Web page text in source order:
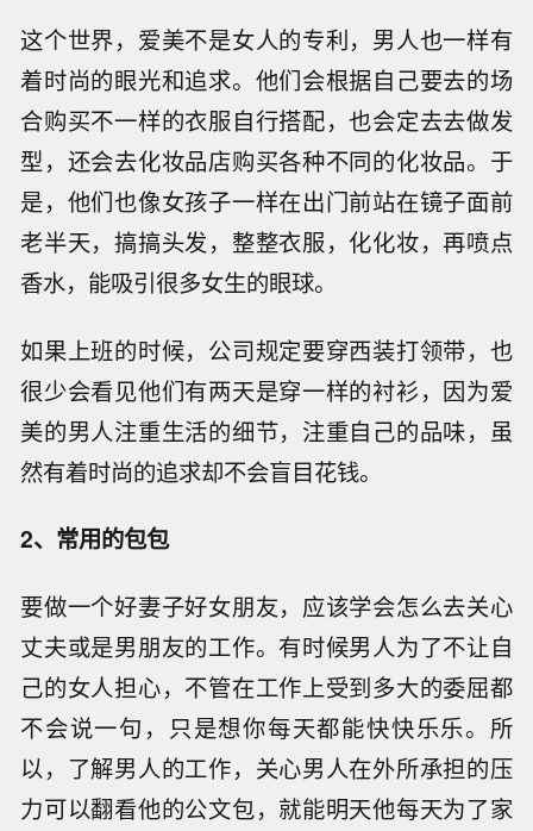
这个世界，爱美不是女人的专利，男人也一样有
着时尚的眼光和追求。他们会根据自己要去的场
合购买不一样的衣服自行搭配，也会定去去做发
型，还会去化妆品店购买各种不同的化妆品。于
是，他们也像女孩子一样在出门前站在镜子面前
老半天，搞搞头发，整整衣服，化化妆，再喷点
香水，能吸引很多女生的眼球。
如果上班的时候，公司规定要穿西装打领带，也
很少会看见他们有两天是穿一样的衬衫，因为爱
美的男人注重生活的细节，注重自己的品味，虽
然有着时尚的追求却不会盲目花钱。
2、常用的包包
要做一个好妻子好女朋友，应该学会怎么去关心
丈夫或是男朋友的工作。有时候男人为了不让自
己的女人担心，不管在工作上受到多大的委屈都
不会说一句，只是想你每天都能快快乐乐。所
以，了解男人的工作，关心男人在外所承担的压
力可以翻看他的公文包，就能明天他每天为了家